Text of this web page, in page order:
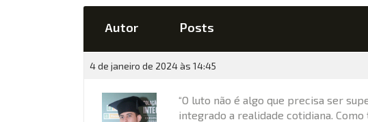
Autor Posts
4 de janeiro de 2024 às 14:45
“O luto não é algo que precisa ser
integrado a realidade cotidiana.